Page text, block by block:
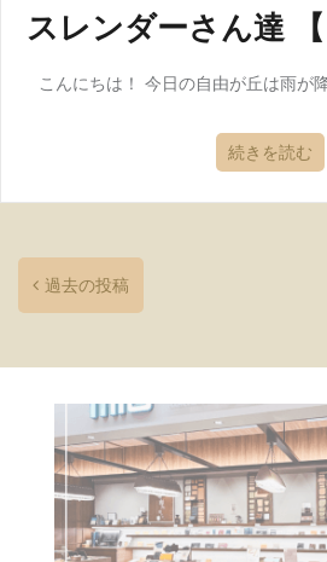
スレンダーさん達 【
こんにちは！ 今日の自由が丘は雨が
続きを読む
過去の投稿